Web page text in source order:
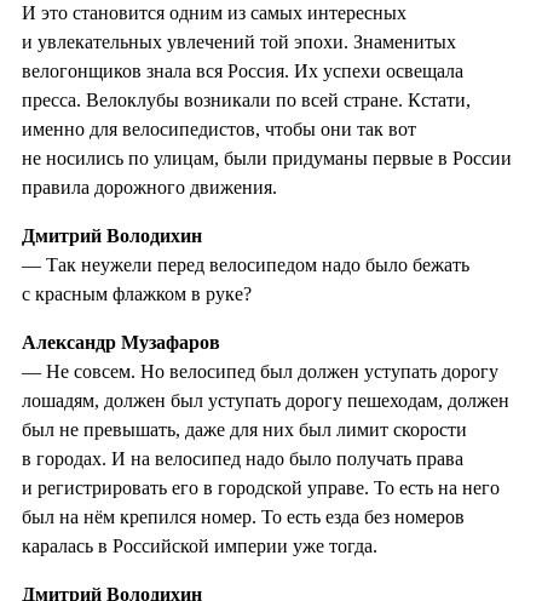
И это становится одним из самых интересных
и увлекательных увлечений той эпохи. Знаменитых
велогонщиков знала вся Россия. Их успехи освещала
пресса. Велоклубы возникали по всей стране. Кстати,
именно для велосипедистов, чтобы они так вот
не носились по улицам, были придуманы первые в России
правила дорожного движения.
Дмитрий Володихин
— Так неужели перед велосипедом надо было бежать
с красным флажком в руке?
Александр Музафаров
— Не совсем. Но велосипед был должен уступать дорогу
лошадям, должен был уступать дорогу пешеходам, должен
был не превышать, даже для них был лимит скорости
в городах. И на велосипед надо было получать права
и регистрировать его в городской управе. То есть на него
был на нём крепился номер. То есть езда без номеров
каралась в Российской империи уже тогда.
Дмитрий Володихин